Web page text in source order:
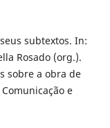
subtextos. In:
Rosado (org.).
sobre a obra de
e